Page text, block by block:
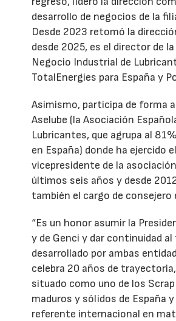
desarrollo de negocios de la
Desde 2023 retomó la
desde 2025, es el director de la
Negocio Industrial de
TotalEnergies para España y
Asimismo, participa de forma
Aselube (la Asociación
Lubricantes, que agrupa al
en España) donde ha ejercido
vicepresidente de la
últimos seis años y desde
también el cargo de consejero
“Es un honor asumir la
y de Genci y dar continuidad
desarrollado por ambas
celebra 20 años de
situado como uno de los
maduros y sólidos de España
referente internacional en